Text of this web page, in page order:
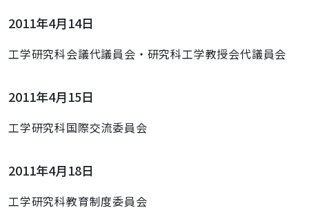
2011年4月14日
工学研究科会議代議員会・研究科工学教授会代議員会
2011年4月15日
工学研究科国際交流委員会
2011年4月18日
工学研究科教育制度委員会